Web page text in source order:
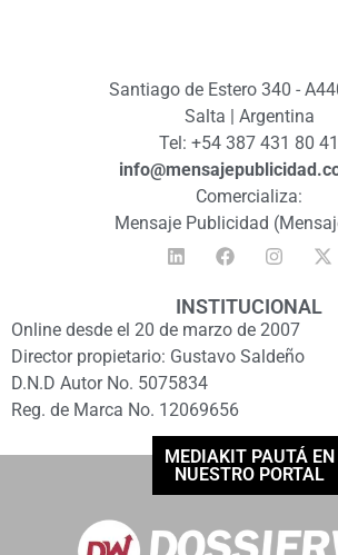
Santiago de Estero 340 -
Salta | Argentina
Tel: +54 387 431 80 41
Comercializa:
Mensaje Publicidad
INSTITUCIONAL
Online desde el 20 de marzo de 2007
Director propietario: Gustavo Saldeño
D.N.D Autor No. 5075834
Reg. de Marca No. 12069656
MEDIAKIT PAUTÁ EN
NUESTRO PORTAL